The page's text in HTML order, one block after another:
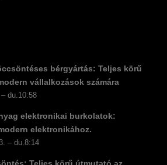
bérgyártás: Teljes körű
vállalkozások számára
du.10:58
elektronikai burkolatok:
elektronikához.
– du.8:14